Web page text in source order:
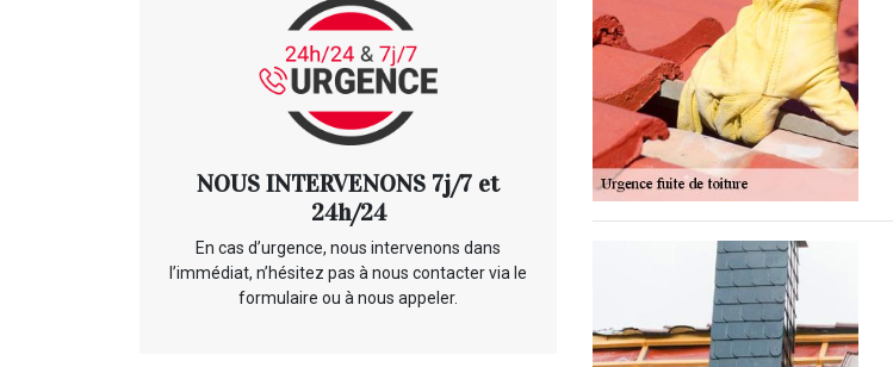
NOUS INTERVENONS 7j/7 et
24h/24
En cas d’urgence, nous intervenons dans
l’immédiat, n’hésitez pas à nous contacter via le
formulaire ou à nous appeler.